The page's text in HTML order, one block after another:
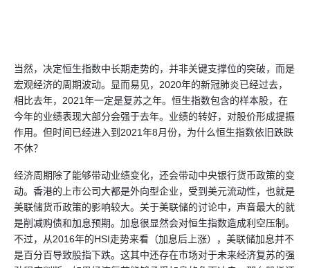
当然，决定恒生指数中长期走势的，并非关键支撑位的突破，而是
宏观经济的周期波动。显而易见，2020年的新冠肺炎已经过去，
相比去年，2021年一定是复苏之年。恒生指数包含的样本股，在
今年的业绩表现大部分会强于去年。业绩的转好，对股价形成提振
作用。但时间已经进入到2021年8月份，为什么恒生指数依旧跌跌
不休？
经济周期除了能够带动业绩变化，还会带动中央银行货币政策的变
动。香港的上市公司大都是外向型企业，受到美元流动性，也就是
美联储货币政策的影响较大。关于美联储的讨论中，声音最大的就
是削减购债和加息预期。加息很显然会对恒生指数造成利空压制。
不过，从2016年的HSI走势来看（加息后上涨），美联储加息并不
是百分百导致股指下跌。这其中还存在市场对于未来经济复苏的强